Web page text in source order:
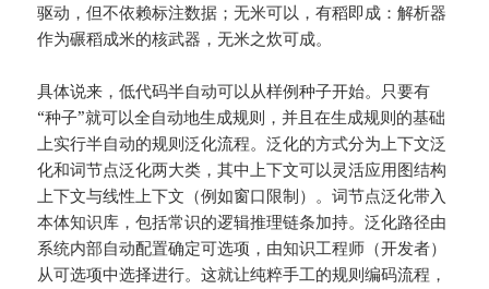
驱动，但不依赖标注数据；无米可以，有稻即成：解析器
作为碾稻成米的核武器，无米之炊可成。
具体说来，低代码半自动可以从样例种子开始。只要有
“种子”就可以全自动地生成规则，并且在生成规则的基础
上实行半自动的规则泛化流程。泛化的方式分为上下文泛
化和词节点泛化两大类，其中上下文可以灵活应用图结构
上下文与线性上下文（例如窗口限制）。词节点泛化带入
本体知识库，包括常识的逻辑推理链条加持。泛化路径由
系统内部自动配置确定可选项，由知识工程师（开发者）
从可选项中选择进行。这就让纯粹手工的规则编码流程，